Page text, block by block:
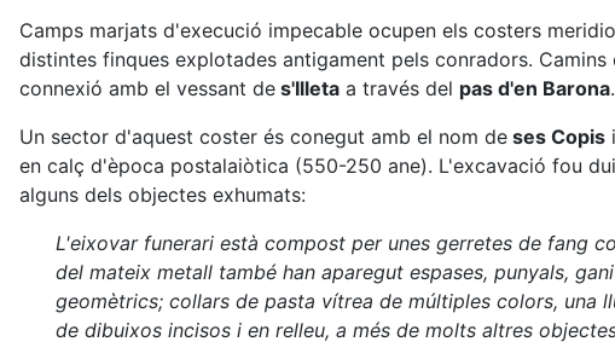
Camps marjats d'execució impecable ocupen els costers
distintes finques explotades antigament pels conradors.
connexió amb el vessant de s'Illeta a través del pas d'en Barona.
Un sector d'aquest coster és conegut amb el nom de ses Copis
en calç d'època postalaiòtica (550-250 ane). L'excavació fou
alguns dels objectes exhumats:
L'eixovar funerari està compost per unes gerretes de fang
del mateix metall també han aparegut espases, punyals,
geomètrics; collars de pasta vítrea de múltiples colors, una
de dibuixos incisos i en relleu, a més de molts altres